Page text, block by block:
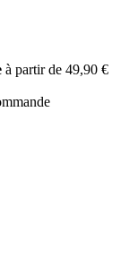
à partir de 49,90 €